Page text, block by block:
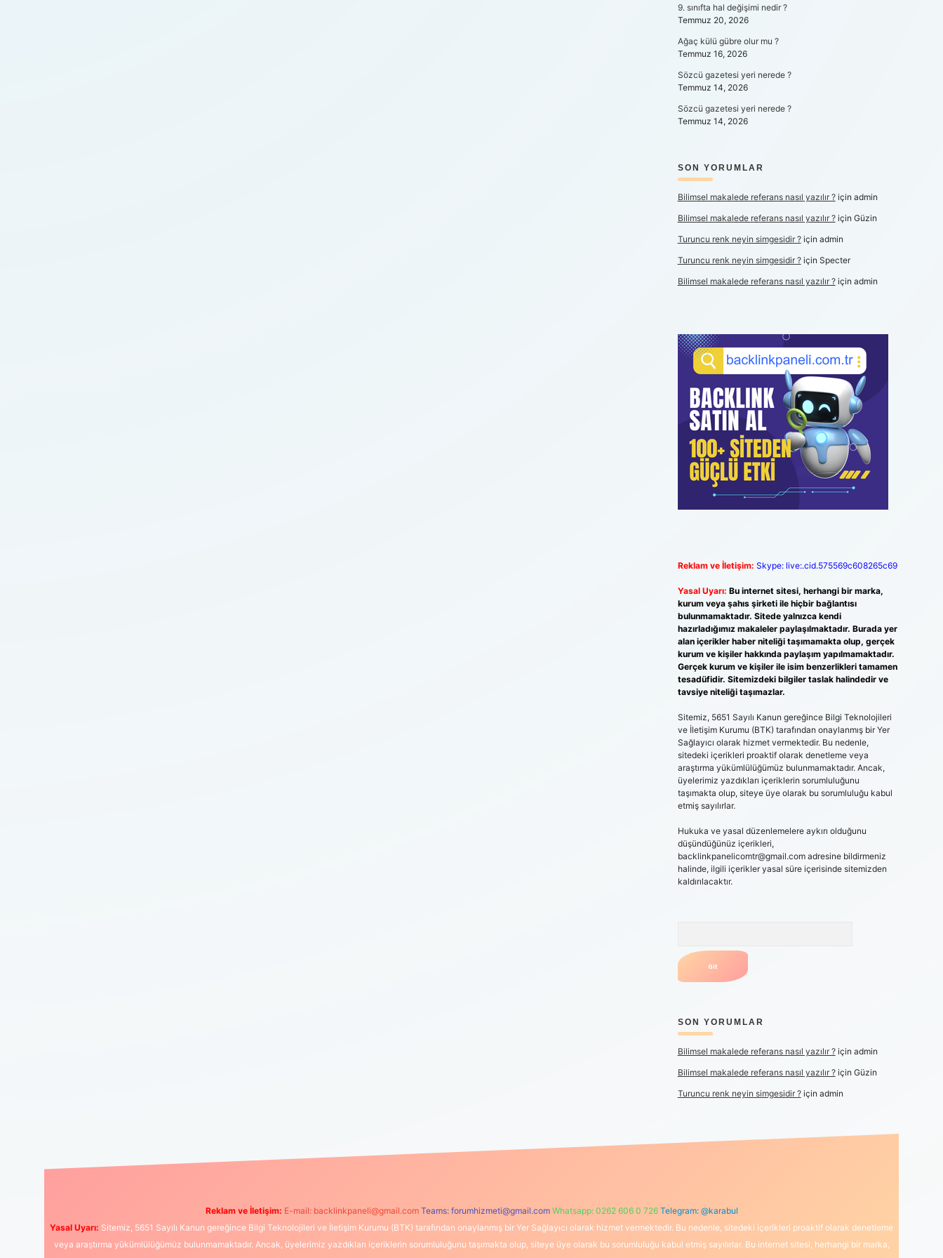
9. sınıfta hal değişimi nedir ?
Temmuz 20, 2026
Ağaç külü gübre olur mu ?
Temmuz 16, 2026
Sözcü gazetesi yeri nerede ?
Temmuz 14, 2026
Sözcü gazetesi yeri nerede ?
Temmuz 14, 2026
SON YORUMLAR
Bilimsel makalede referans nasıl yazılır ?için admin
Bilimsel makalede referans nasıl yazılır ?için Güzin
Turuncu renk neyin simgesidir ?için admin
Turuncu renk neyin simgesidir ?için Specter
Bilimsel makalede referans nasıl yazılır ?için admin
Reklam ve İletişim: Skype: live:.cid.575569c608265c69
Yasal Uyarı: Bu internet sitesi, herhangi bir marka,
kurum veya şahıs şirketi ile hiçbir bağlantısı
bulunmamaktadır. Sitede yalnızca kendi
hazırladığımız makaleler paylaşılmaktadır. Burada yer
alan içerikler haber niteliği taşımamakta olup, gerçek
kurum ve kişiler hakkında paylaşım yapılmamaktadır.
Gerçek kurum ve kişiler ile isim benzerlikleri tamamen
tesadüfidir. Sitemizdeki bilgiler taslak halindedir ve
tavsiye niteliği taşımazlar.
Sitemiz, 5651 Sayılı Kanun gereğince Bilgi Teknolojileri
ve İletişim Kurumu (BTK) tarafından onaylanmış bir Yer
Sağlayıcı olarak hizmet vermektedir. Bu nedenle,
sitedeki içerikleri proaktif olarak denetleme veya
araştırma yükümlülüğümüz bulunmamaktadır. Ancak,
üyelerimiz yazdıkları içeriklerin sorumluluğunu
taşımakta olup, siteye üye olarak bu sorumluluğu kabul
etmiş sayılırlar.
Hukuka ve yasal düzenlemelere aykırı olduğunu
düşündüğünüz içerikleri,
backlinkpanelicomtr@gmail.comadresine bildirmeniz
halinde, ilgili içerikler yasal süre içerisinde sitemizden
kaldırılacaktır.
SON YORUMLAR
Bilimsel makalede referans nasıl yazılır ?için admin
Bilimsel makalede referans nasıl yazılır ?için Güzin
Turuncu renk neyin simgesidir ?için admin
Reklam ve İletişim: E-mail: backlinkpaneli@gmail.com Teams: forumhizmeti@gmail.com Whatsapp: 0262 606 0 726 Telegram: @karabul
Yasal Uyarı: Sitemiz, 5651 Sayılı Kanun gereğince Bilgi Teknolojileri ve İletişim Kurumu (BTK) tarafından onaylanmış bir Yer Sağlayıcı olarak hizmet vermektedir. Bu nedenle, sitedeki içerikleri proaktif olarak denetleme
veya araştırma yükümlülüğümüz bulunmamaktadır. Ancak, üyelerimiz yazdıkları içeriklerin sorumluluğunu taşımakta olup, siteye üye olarak bu sorumluluğu kabul etmiş sayılırlar. Bu internet sitesi, herhangi bir marka,